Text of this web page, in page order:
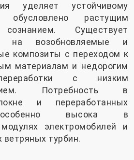
уделяет устойчивому
растущим
сознанием. Существует
на возобновляемые и
композиты с переходом к
материалам и недорогим
с низким
Потребность в
и переработанных
особенно высока в
электромобилей и
ветряных турбин.